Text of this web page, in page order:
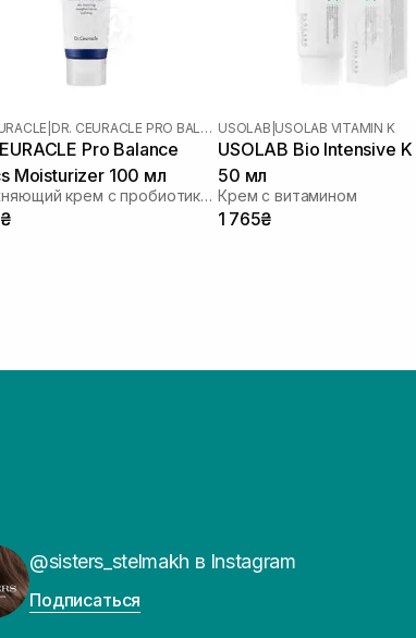
DR. CEURACLE PRO BALANCE
Pro Balance
Moisturizer 100 мл
Увлажняющий крем с пробиотиками
USOLAB USOLAB VITAMIN K
USOLAB Bio Intensive
50 мл
Крем с витамином
1 765₴
@sisters_stelmakh в Instagram
Подписаться